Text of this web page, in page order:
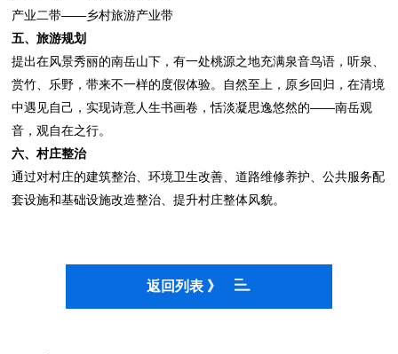
产业二带——乡村旅游产业带
五、旅游规划
提出在风景秀丽的南岳山下，有一处桃源之地充满泉音鸟语，听泉、
赏竹、乐野，带来不一样的度假体验。自然至上，原乡回归，在清境
中遇见自己，实现诗意人生书画卷，恬淡凝思逸悠然的——南岳观
音，观自在之行。
六、村庄整治
通过对村庄的建筑整治、环境卫生改善、道路维修养护、公共服务配
套设施和基础设施改造整治、提升村庄整体风貌。
返回列表 》